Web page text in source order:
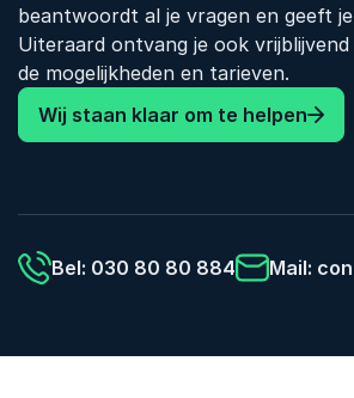
beantwoordt al je vragen en geeft je
Uiteraard ontvang je ook
de mogelijkheden en tarieven.
Wij staan klaar om te helpen
Bel: 030 80 80 884 Mail: